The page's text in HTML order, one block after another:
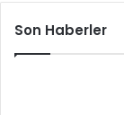
Son Haberler